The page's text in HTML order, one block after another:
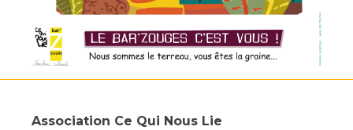
Association Ce Qui Nous Lie